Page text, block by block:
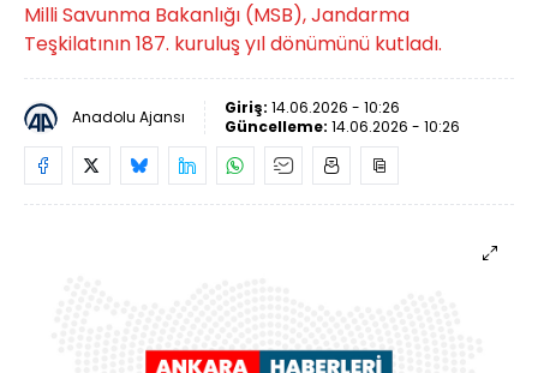
Milli Savunma Bakanlığı (MSB), Jandarma
Teşkilatının 187. kuruluş yıl dönümünü kutladı.
Anadolu Ajansı Giriş: 14.06.2026 - 10:26
Güncelleme: 14.06.2026 - 10:26